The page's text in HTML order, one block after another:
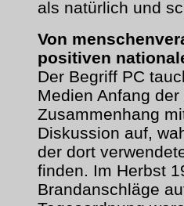
als natürlich und
Von
positiven
Der Begriff PC
Medien Anfang
Zusammenhang
Diskussion auf,
der dort
finden. Im Herbst
Brandanschläge